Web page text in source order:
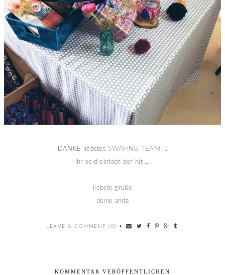
DANKE liebstesSWAFING TEAM ...
ihr seid einfach der hit ...
liebste grüße
deine anita
LEAVE A COMMENT (0) •
KOMMENTAR VERÖFFENTLICHEN